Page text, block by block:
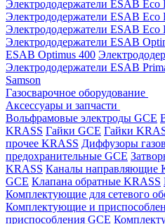
Электрододержатели ESAB Eco
Электрододержатели ESAB Eco
Электрододержатели ESAB Eco
Электрододержатели ESAB
ESAB Optimus 400
Электрододержатели ESAB
Samson
Газосварочное оборудование
Аксессуары и запчасти
Вольфрамовые электроды GCE
KRASS Гайки GCE Гайки
прочее KRASS Диффузоры
предохранительные GCE
KRASS Каналы направляющие
GCE Клапана обратные KRASS
Комплектующие для сетевого
Комплектующие и
приспособления GCE